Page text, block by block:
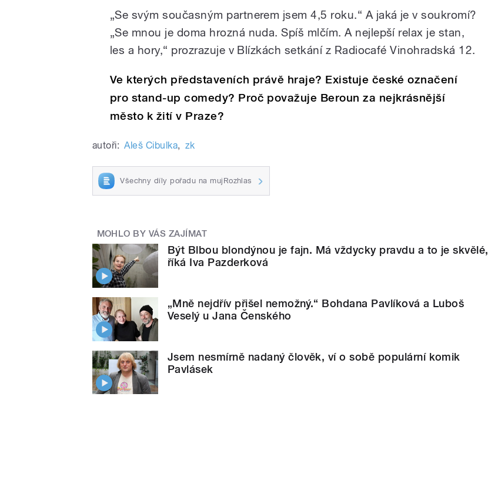
„Se svým současným partnerem jsem 4,5 roku.“ A jaká je v soukromí?
„Se mnou je doma hrozná nuda. Spíš mlčím. A nejlepší relax je stan,
les a hory,“ prozrazuje v Blízkách setkání z Radiocafé Vinohradská 12.
Ve kterých představeních právě hraje? Existuje české označení
pro stand-up comedy? Proč považuje Beroun za nejkrásnější
město k žití v Praze?
autoři: Aleš Cibulka, zk
Všechny díly pořadu na mujRozhlas
MOHLO BY VÁS ZAJÍMAT
Být Blbou blondýnou je fajn. Má vždycky pravdu a to je skvělé,
říká Iva Pazderková
„Mně nejdřív přišel nemožný.“ Bohdana Pavlíková a Luboš
Veselý u Jana Čenského
Jsem nesmírně nadaný člověk, ví o sobě populární komik
Pavlásek